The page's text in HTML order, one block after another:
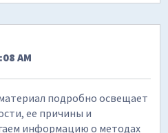
AM
подробно освещает
ее причины и
информацию о методах